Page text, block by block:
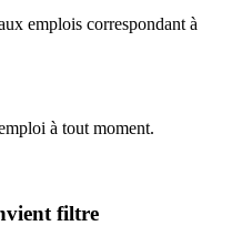
emplois correspondant à
à tout moment.
filtre